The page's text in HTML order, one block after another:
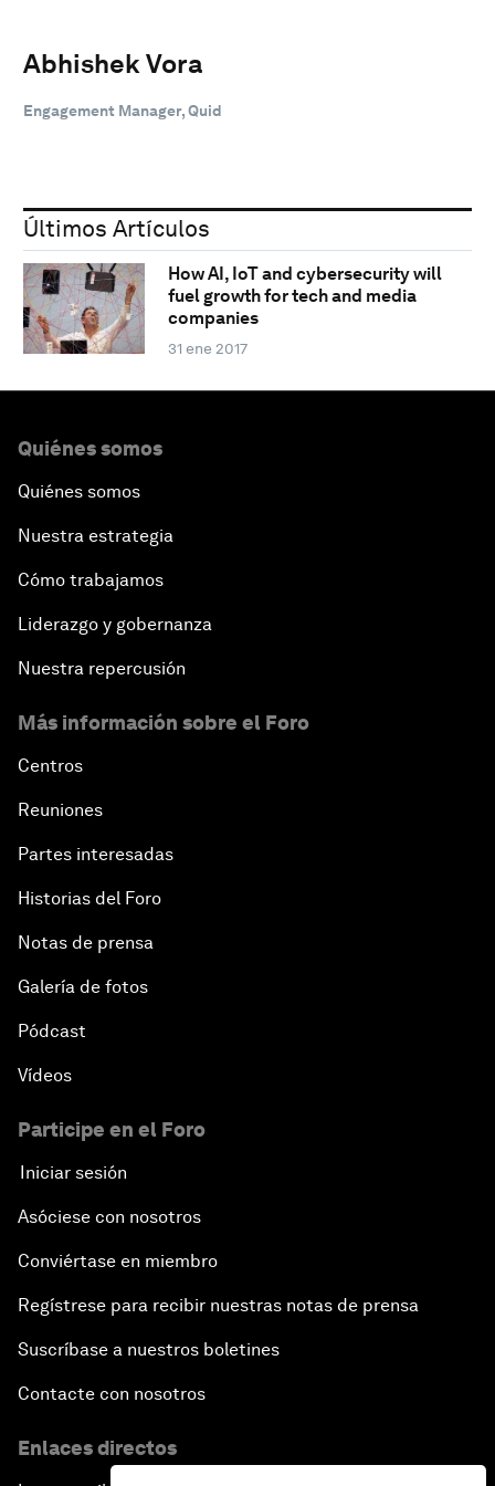
Abhishek Vora
‎Engagement Manager, Quid
Últimos Artículos
How AI, IoT and cybersecurity will
fuel growth for tech and media
companies
31 ene 2017
Quiénes somos
Quiénes somos
Nuestra estrategia
Cómo trabajamos
Liderazgo y gobernanza
Nuestra repercusión
Más información sobre el Foro
Centros
Reuniones
Partes interesadas
Historias del Foro
Notas de prensa
Galería de fotos
Pódcast
Vídeos
Participe en el Foro
Iniciar sesión
Asóciese con nosotros
Conviértase en miembro
Regístrese para recibir nuestras notas de prensa
Suscríbase a nuestros boletines
Contacte con nosotros
Enlaces directos